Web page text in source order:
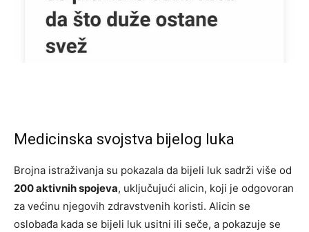
Medicinska svojstva bijelog luka
Brojna istraživanja su pokazala da bijeli luk sadrži više od
200 aktivnih spojeva, uključujući alicin, koji je odgovoran
za većinu njegovih zdravstvenih koristi. Alicin se
oslobađa kada se bijeli luk usitni ili seče, a pokazuje se